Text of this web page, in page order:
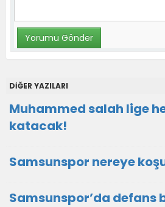
DİĞER YAZILARI
Muhammed salah lige
katacak!
Samsunspor nereye
Samsunspor’da defans